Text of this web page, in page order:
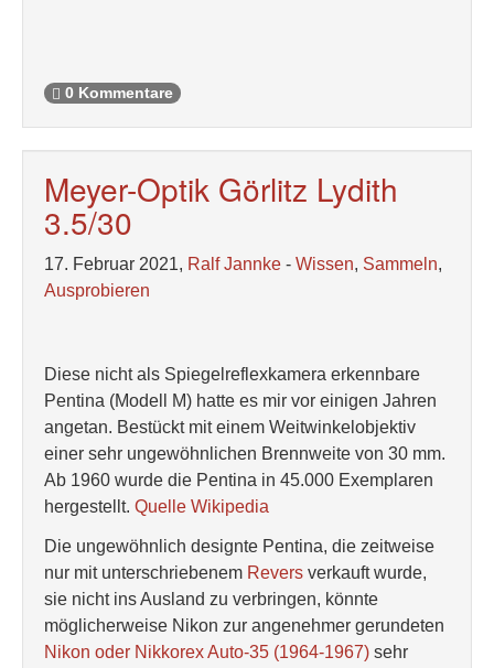
0 Kommentare
Meyer-Optik Görlitz Lydith
3.5/30
17. Februar 2021, Ralf Jannke - Wissen, Sammeln,
Ausprobieren
Diese nicht als Spiegelreflexkamera erkennbare
Pentina (Modell M) hatte es mir vor einigen Jahren
angetan. Bestückt mit einem Weitwinkelobjektiv
einer sehr ungewöhnlichen Brennweite von 30 mm.
Ab 1960 wurde die Pentina in 45.000 Exemplaren
hergestellt. Quelle Wikipedia
Die ungewöhnlich designte Pentina, die zeitweise
nur mit unterschriebenem Revers verkauft wurde,
sie nicht ins Ausland zu verbringen, könnte
möglicherweise Nikon zur angenehmer gerundeten
Nikon oder Nikkorex Auto-35 (1964-1967) sehr